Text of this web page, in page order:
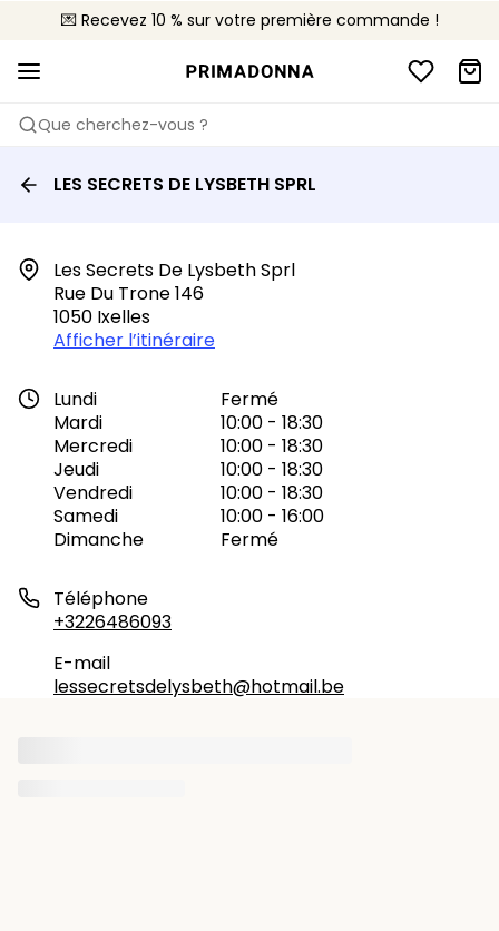
💌 Recevez 10 % sur votre première commande !
🚚 Livraison gratuite à partir de 90€
📦 Retours gratuits
Que cherchez-vous ?
LES SECRETS DE LYSBETH SPRL
Les Secrets De Lysbeth Sprl
Rue Du Trone 146
1050 Ixelles
Afficher l’itinéraire
Lundi
Fermé
Mardi
10:00 - 18:30
Mercredi
10:00 - 18:30
Jeudi
10:00 - 18:30
Vendredi
10:00 - 18:30
Samedi
10:00 - 16:00
Dimanche
Fermé
Téléphone
+3226486093
E-mail
lessecretsdelysbeth@hotmail.be